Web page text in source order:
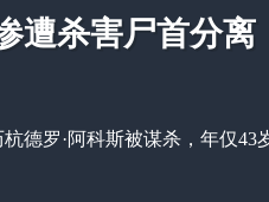
遭杀害尸首分离
德罗·阿科斯被谋杀，年仅